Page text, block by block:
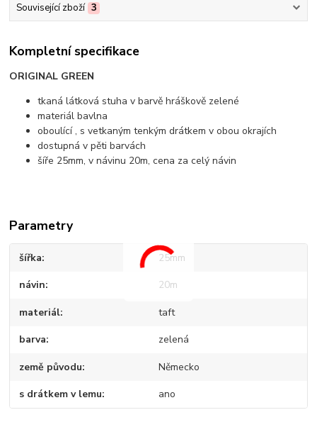
Související zboží 3
Kompletní specifikace
ORIGINAL GREEN
tkaná látková stuha v barvě hráškově zelené
materiál bavlna
oboulící , s vetkaným tenkým drátkem v obou okrajích
dostupná v pěti barvách
šíře 25mm, v návinu 20m, cena za celý návin
Parametry
šířka 25mm
návin 20m
materiál taft
barva zelená
země původu Německo
s drátkem v lemu ano